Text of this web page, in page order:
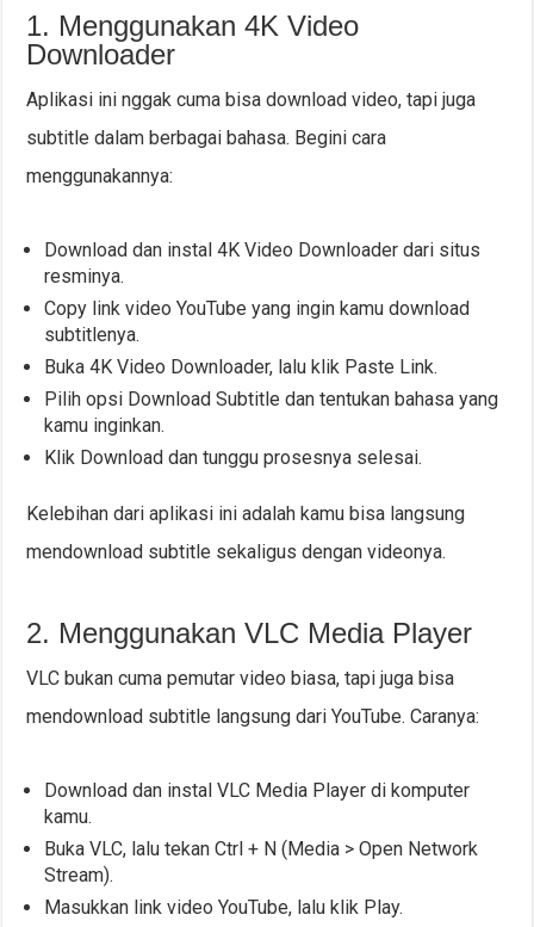
1. Menggunakan 4K Video
Downloader
Aplikasi ini nggak cuma bisa download video, tapi juga
subtitle dalam berbagai bahasa. Begini cara
menggunakannya:
Download dan instal 4K Video Downloader dari situs
resminya.
Copy link video YouTube yang ingin kamu download
subtitlenya.
Buka 4K Video Downloader, lalu klik Paste Link.
Pilih opsi Download Subtitle dan tentukan bahasa yang
kamu inginkan.
Klik Download dan tunggu prosesnya selesai.
Kelebihan dari aplikasi ini adalah kamu bisa langsung
mendownload subtitle sekaligus dengan videonya.
2. Menggunakan VLC Media Player
VLC bukan cuma pemutar video biasa, tapi juga bisa
mendownload subtitle langsung dari YouTube. Caranya:
Download dan instal VLC Media Player di komputer
kamu.
Buka VLC, lalu tekan Ctrl + N (Media > Open Network
Stream).
Masukkan link video YouTube, lalu klik Play.